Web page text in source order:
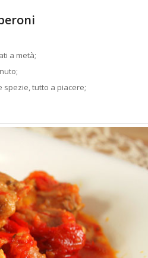
a metà;
spezie, tutto a piacere;